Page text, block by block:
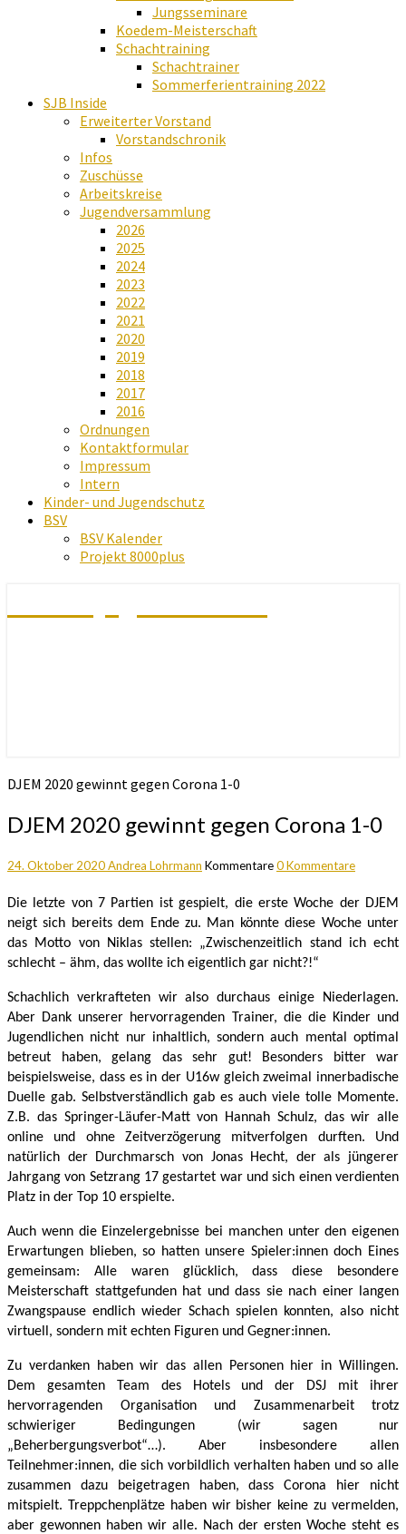
Jungsseminare
Koedem-Meisterschaft
Schachtraining
Schachtrainer
Sommerferientraining 2022
SJB Inside
Erweiterter Vorstand
Vorstandschronik
Infos
Zuschüsse
Arbeitskreise
Jugendversammlung
2026
2025
2024
2023
2022
2021
2020
2019
2018
2017
2016
Ordnungen
Kontaktformular
Impressum
Intern
Kinder- und Jugendschutz
BSV
BSV Kalender
Projekt 8000plus
DJEM 2020 gewinnt gegen Corona 1-0
DJEM 2020 gewinnt gegen Corona 1-0
24. Oktober 2020Andrea Lohrmann Kommentare0 Kommentare
Die letzte von 7 Partien ist gespielt, die erste Woche der DJEM
neigt sich bereits dem Ende zu. Man könnte diese Woche unter
das Motto von Niklas stellen: „Zwischenzeitlich stand ich echt
schlecht – ähm, das wollte ich eigentlich gar nicht?!“
Schachlich verkrafteten wir also durchaus einige Niederlagen.
Aber Dank unserer hervorragenden Trainer, die die Kinder und
Jugendlichen nicht nur inhaltlich, sondern auch mental optimal
betreut haben, gelang das sehr gut! Besonders bitter war
beispielsweise, dass es in der U16w gleich zweimal innerbadische
Duelle gab. Selbstverständlich gab es auch viele tolle Momente.
Z.B. das Springer-Läufer-Matt von Hannah Schulz, das wir alle
online und ohne Zeitverzögerung mitverfolgen durften. Und
natürlich der Durchmarsch von Jonas Hecht, der als jüngerer
Jahrgang von Setzrang 17 gestartet war und sich einen verdienten
Platz in der Top 10 erspielte.
Auch wenn die Einzelergebnisse bei manchen unter den eigenen
Erwartungen blieben, so hatten unsere Spieler:innen doch Eines
gemeinsam: Alle waren glücklich, dass diese besondere
Meisterschaft stattgefunden hat und dass sie nach einer langen
Zwangspause endlich wieder Schach spielen konnten, also nicht
virtuell, sondern mit echten Figuren und Gegner:innen.
Zu verdanken haben wir das allen Personen hier in Willingen.
Dem gesamten Team desHotel sund der DSJ mit ihrer
hervorragenden Organisation und Zusammenarbeit trotz
schwieriger Bedingungen (wir sagen nur
„Beherbergungsverbot“…). Aber insbesondere allen
Teilnehmer:innen, die sich vorbildlich verhalten haben und so alle
zusammen dazu beigetragen haben, dass Corona hier nicht
mitspielt. Treppchenplätze haben wir bisher keine zu vermelden,
aber gewonnen haben wir alle. Nach der ersten Woche steht es